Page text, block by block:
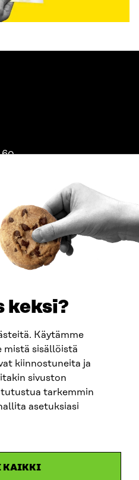
keksi?
Käytämme
mistä sisällöistä
kiinnostuneita ja
sivuston
tarkemmin
asetuksiasi
KAIKKI